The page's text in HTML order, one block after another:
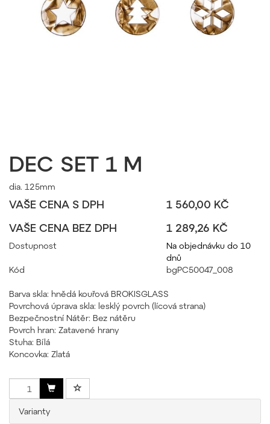
DEC SET 1 M
dia. 125mm
VAŠE CENA S DPH
1 560,00 KČ
VAŠE CENA BEZ DPH
1 289,26 KČ
Dostupnost
Na objednávku do 10
dnů
Kód
bgPC50047_008
Barva skla: hnědá kouřová BROKISGLASS
Povrchová úprava skla: lesklý povrch (lícová strana)
Bezpečnostní Nátěr: Bez nátěru
Povrch hran: Zatavené hrany
Stuha: Bílá
Koncovka: Zlatá
Varianty